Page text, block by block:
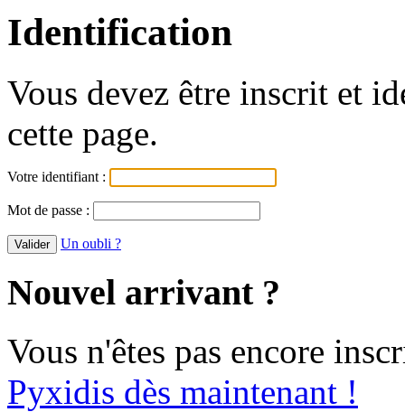
Identification
Vous devez être inscrit et
cette page.
Votre identifiant :
Mot de passe :
Un oubli ?
Nouvel arrivant ?
Vous n'êtes pas encore
Pyxidis dès maintenant !